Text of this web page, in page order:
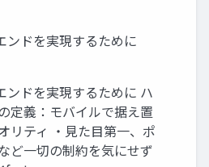
ンドを実現するために
ンドを実現するために ハ
定義：モバイルで据え置
リティ ・見た目第一、ポ
ど一切の制約を気にせず